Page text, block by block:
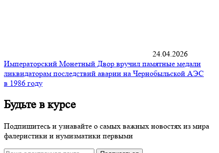
24.04.2026
Императорский Монетный Двор вручил памятные медали
ликвидаторам последствий аварии на Чернобыльской АЭС
в 1986 году
Будьте в курсе
Подпишитесь и узнавайте о самых важных новостях из мира
фалеристики и нумизматики первыми